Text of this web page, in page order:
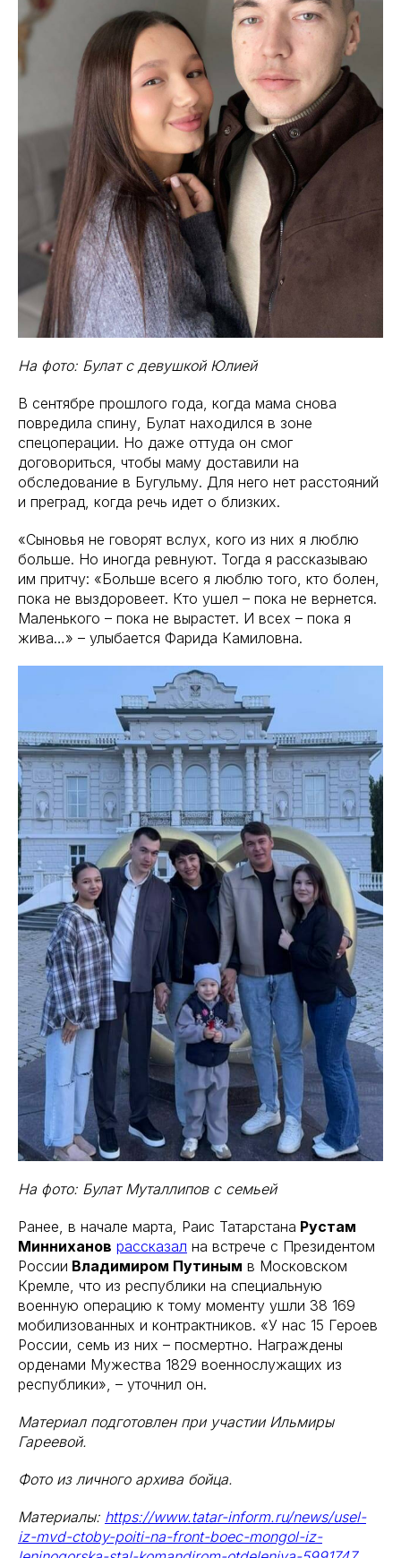
На фото: Булат с девушкой Юлией
В сентябре прошлого года, когда мама снова
повредила спину, Булат находился в зоне
спецоперации. Но даже оттуда он смог
договориться, чтобы маму доставили на
обследование в Бугульму. Для него нет расстояний
и преград, когда речь идет о близких.
«Сыновья не говорят вслух, кого из них я люблю
больше. Но иногда ревнуют. Тогда я рассказываю
им притчу: «Больше всего я люблю того, кто болен,
пока не выздоровеет. Кто ушел – пока не вернется.
Маленького – пока не вырастет. И всех – пока я
жива…» – улыбается Фарида Камиловна.
На фото: Булат Муталлипов с семьей
Ранее, в начале марта, Раис Татарстана Рустам
Минниханов рассказал на встрече с Президентом
России Владимиром Путиным в Московском
Кремле, что из республики на специальную
военную операцию к тому моменту ушли 38 169
мобилизованных и контрактников. «У нас 15 Героев
России, семь из них – посмертно. Награждены
орденами Мужества 1829 военнослужащих из
республики», – уточнил он.
Материал подготовлен при участии Ильмиры
Гареевой.
Фото из личного архива бойца.
Материалы: https://www.tatar-inform.ru/news/usel-
iz-mvd-ctoby-poiti-na-front-boec-mongol-iz-